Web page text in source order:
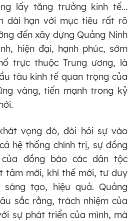
lấy tăng trưởng kinh tế...
dài hạn với mục tiêu rất rõ
đến xây dựng Quảng Ninh
hiện đại, hạnh phúc, sớm
trực thuộc Trung ương, là
tàu kinh tế quan trọng của
vàng, tiến mạnh trong kỷ
vọng đó, đòi hỏi sự vào
hệ thống chính trị, sự đồng
đồng bào các dân tộc
tâm mới, khí thế mới, tư duy
tạo, hiệu quả. Quảng
sắc rằng, trách nhiệm của
sự phát triển của mình, mà